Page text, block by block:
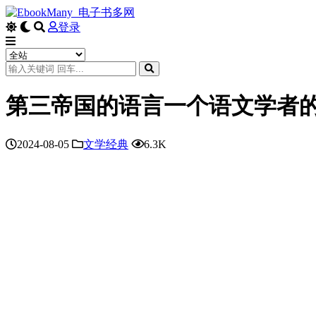
登录
第三帝国的语言一个语文学者
2024-08-05 文学经典 6.3K